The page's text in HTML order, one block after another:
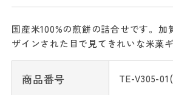
国産米100%の煎餅の詰合せです。
ザインされた目で見てきれいな米菓ギ
商品番号 TE-V305-